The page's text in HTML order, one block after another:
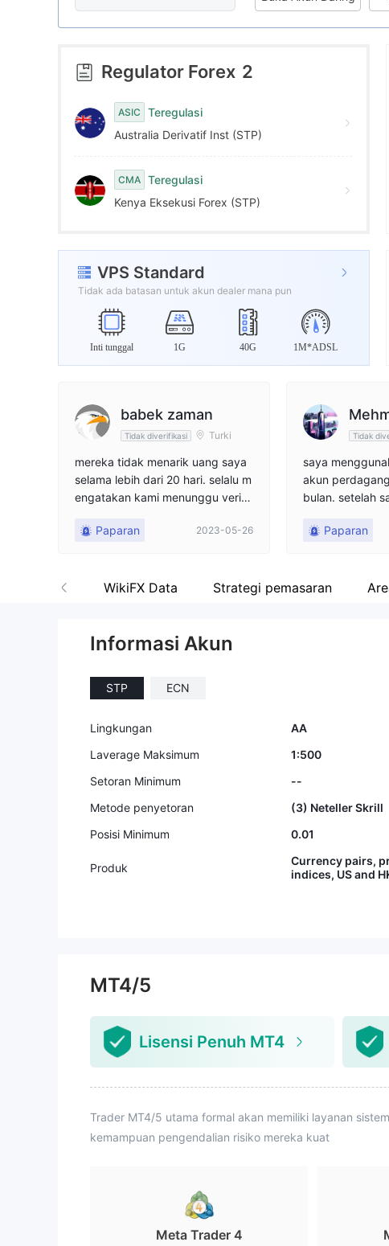
7
8
9
3
4
5
6
7
8
9
2
3
4
6
7
8
9
Regulator Forex 2
ASIC
Teregulasi
Australia Derivatif Inst (STP)
CMA Teregulasi
Kenya Eksekusi Forex (STP)
VPS Standard
Tidak ada batasan untuk akun dealer mana pun
Inti tunggal 1G 40G 1M*ADSL
babek zaman
Tidak diverifikasi Turki
mereka tidak menarik uang saya
selama lebih dari 20 hari. selalu m
engatakan kami menunggu verifi
agangPaparan 2023-05-26
Tidak
saya
akun
bulan. setelah
penarikan
mereka
Paparan
WikiFX Data Strategi pemasaran
Informasi Akun
STP ECN
Lingkungan AA
Laverage Maksimum
1:500
Setoran Minimum
--
Metode penyetoran
(3) Neteller Skrill
Posisi Minimum
0.01
Produk
Currency pairs,
indices, US and
MT4/5
Lisensi Penuh MT4
Trader MT4/5 utama formal akan memiliki layanan
kemampuan pengendalian risiko mereka kuat
Meta Trader 4